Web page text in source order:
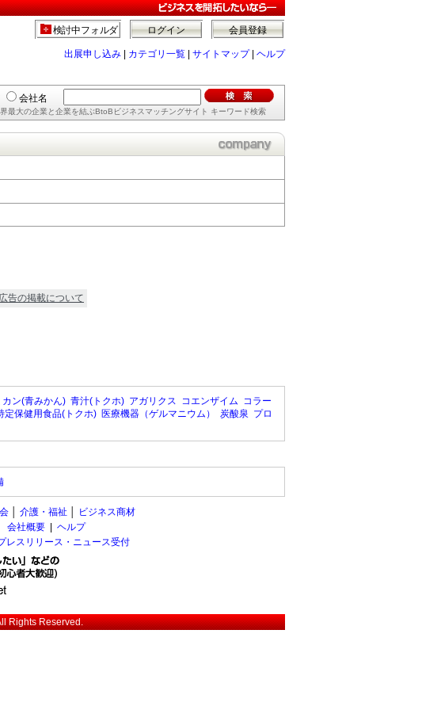
会員登録
ログイン
検討中フォルダ
出展申し込み カテゴリ一覧 サイトマップ| ヘルプ
会社名
最大の企業と企業を結ぶBtoBビジネスマッチングサイト キーワード検索
広告の掲載について
カン(青みかん) 青汁(トクホ) アガリクス コエンザイム コラー
定保健用食品(トクホ) 医療機器（ゲルマニウム） 炭酸泉 プロ
介護・福祉
ビジネス商材
会社概要
ヘルプ
レスリリース・ニュース受付
Rights Reserved.